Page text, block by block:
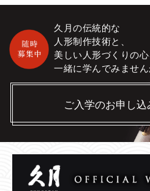
久月の伝統的な
人形制作技術と、
美しい人形づくりの心
一緒に学んでみません
ご入学のお申し込